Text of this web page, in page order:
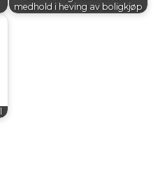
medhold i heving av boligkjøp